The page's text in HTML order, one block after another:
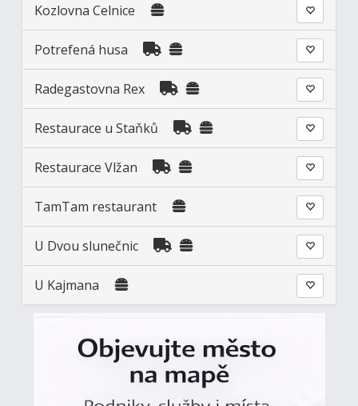
Kozlovna Celnice
Potrefená husa
Radegastovna Rex
Restaurace u Staňků
Restaurace Vlžan
TamTam restaurant
U Dvou slunečnic
U Kajmana